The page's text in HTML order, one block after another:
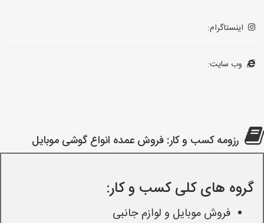
اینستاگرام:
وب سایت:
رزومه کسب و کار: فروش عمده انواع گوشی موبایل
گروه های کلی کسب و کار:
فروش موبایل و لوازم جانبی